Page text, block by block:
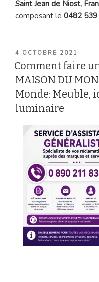
Saint Jean de Niost,
composant le 0482
PUBLIÉ
LE
4 OCTOBRE 2021
Comment faire
MAISON DU
Monde: Meuble,
luminaire